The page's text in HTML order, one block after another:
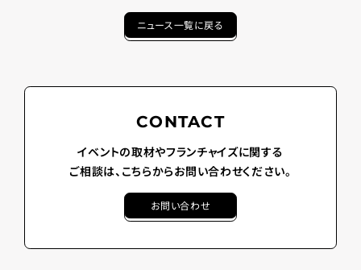
ニュース一覧に戻る
CONTACT
イベントの取材やフランチャイズに関する
ご相談は、こちらからお問い合わせください。
お問い合わせ